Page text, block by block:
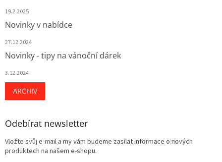
19.2.2025
Novinky v nabídce
27.12.2024
Novinky - tipy na vánoční dárek
3.12.2024
ARCHIV
Odebírat newsletter
Vložte svůj e-mail a my vám budeme zasílat informace o nových
produktech na našem e-shopu.